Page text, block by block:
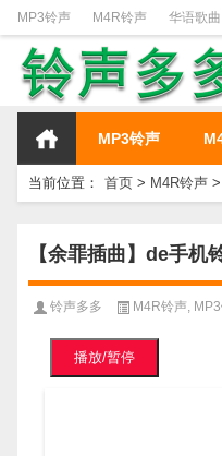
MP3铃声 M4R铃声 华语歌曲
MP3铃声
当前位置： 首页 > M4R铃声 >
【余罪插曲】de手机
铃声多多 M4R铃声,
播放/暂停